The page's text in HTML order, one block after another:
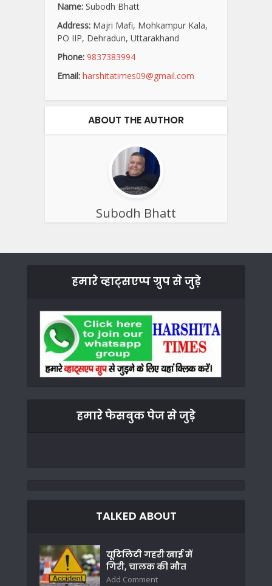
Name: Subodh Bhatt
Address: Majri Mafi, Mohkampur Kala,
PO IIP, Dehradun, Uttarakhand
Phone: 9837383994
Email: harshitatimes09@gmail.com
ABOUT THE AUTHOR
Subodh Bhatt
हमारे व्हाट्सएप्प ग्रुप से जुड़े
हमारे फेसबुक पेज से जुड़े
TALKED ABOUT
यूटिलिटी गहरी खाई में
गिरी, चालक की मौत
Add Comment